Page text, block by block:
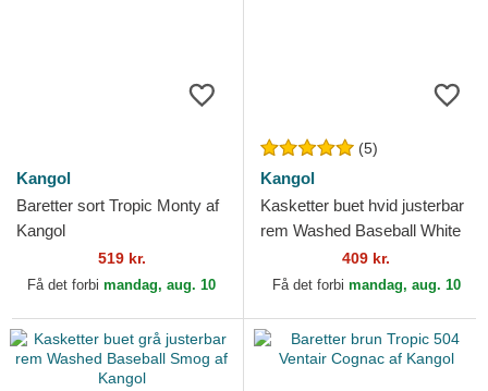
Kangol
Baretter sort Tropic Monty af
Kangol
519 kr.
Få det forbi mandag, aug. 10
(5)
Kangol
Kasketter buet hvid justerbar
rem Washed Baseball White
409 kr.
Få det forbi mandag, aug. 10